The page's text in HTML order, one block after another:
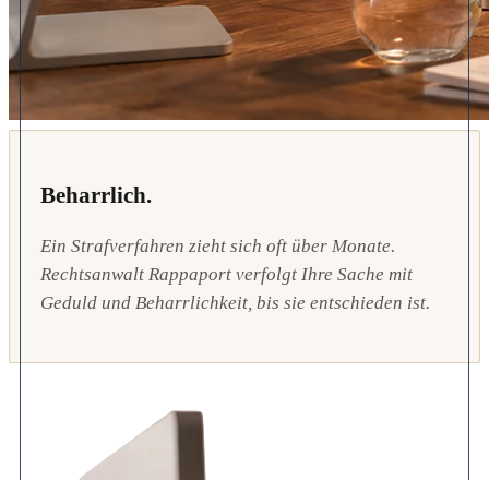
Beharrlich.
Ein Strafverfahren zieht sich oft über Monate.
Rechtsanwalt Rappaport verfolgt Ihre Sache mit
Geduld und Beharrlichkeit, bis sie entschieden ist.